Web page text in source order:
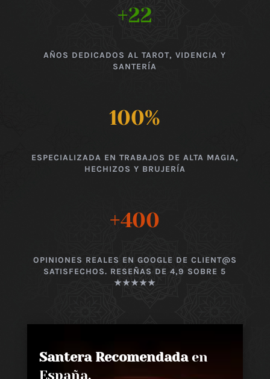
+22
AÑOS DEDICADOS AL TAROT, VIDENCIA Y
SANTERÍA
100%
ESPECIALIZADA EN TRABAJOS DE ALTA MAGIA,
HECHIZOS Y BRUJERÍA
+400
OPINIONES REALES EN GOOGLE DE CLIENT@S
SATISFECHOS. RESEÑAS DE 4,9 SOBRE 5
★★★★★
Santera Recomendadaen
España,